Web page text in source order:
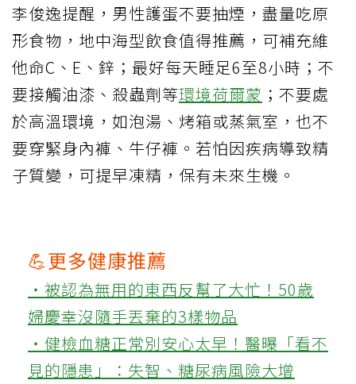
李俊逸提醒，男性護蛋不要抽煙，盡量吃原
形食物，地中海型飲食值得推薦，可補充維
他命C、E、鋅；最好每天睡足6至8小時；不
要接觸油漆、殺蟲劑等環境荷爾蒙 ；不要處
於高溫環境，如泡湯、烤箱或蒸氣室，也不
要穿緊身內褲、牛仔褲。若怕因疾病導致精
子質變，可提早凍精，保有未來生機。
💪更多健康推薦
‧被認為無用的東西反幫了大忙！50歲
婦慶幸沒隨手丟棄的3樣物品
‧健檢血糖正常別安心太早！醫曝「看不
見的隱患」：失智、糖尿病風險大增